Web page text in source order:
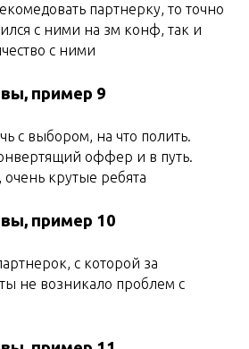
партнерку, то точно
с ними на зм конф, так и
с ними
пример 9
с выбором, на что полить.
оффер и в путь.
очень крутые ребята
пример 10
с которой за
не возникало проблем с